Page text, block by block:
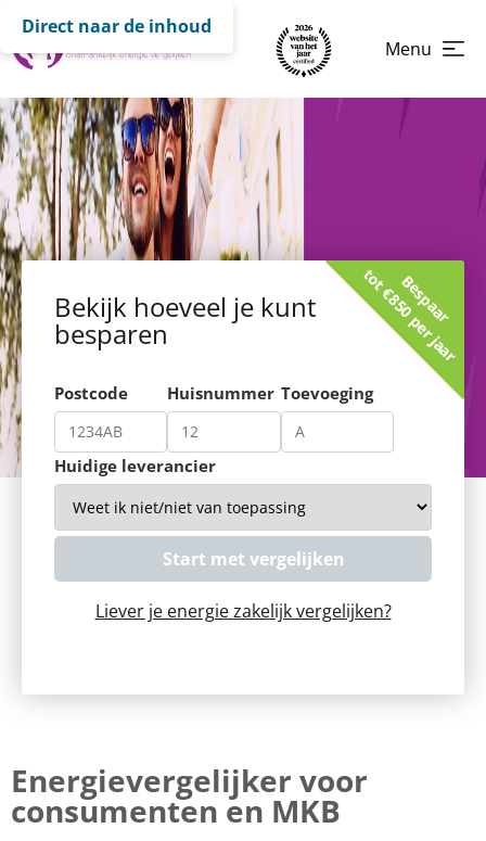
Direct naar de inhoud
Menu
Bekijk hoeveel je kunt
besparen
Bespaar
tot €850 per jaar
Postcode Huisnummer Toevoeging
Huidige leverancier
Liever je energie zakelijk vergelijken?
Energievergelijker voor
consumenten en MKB